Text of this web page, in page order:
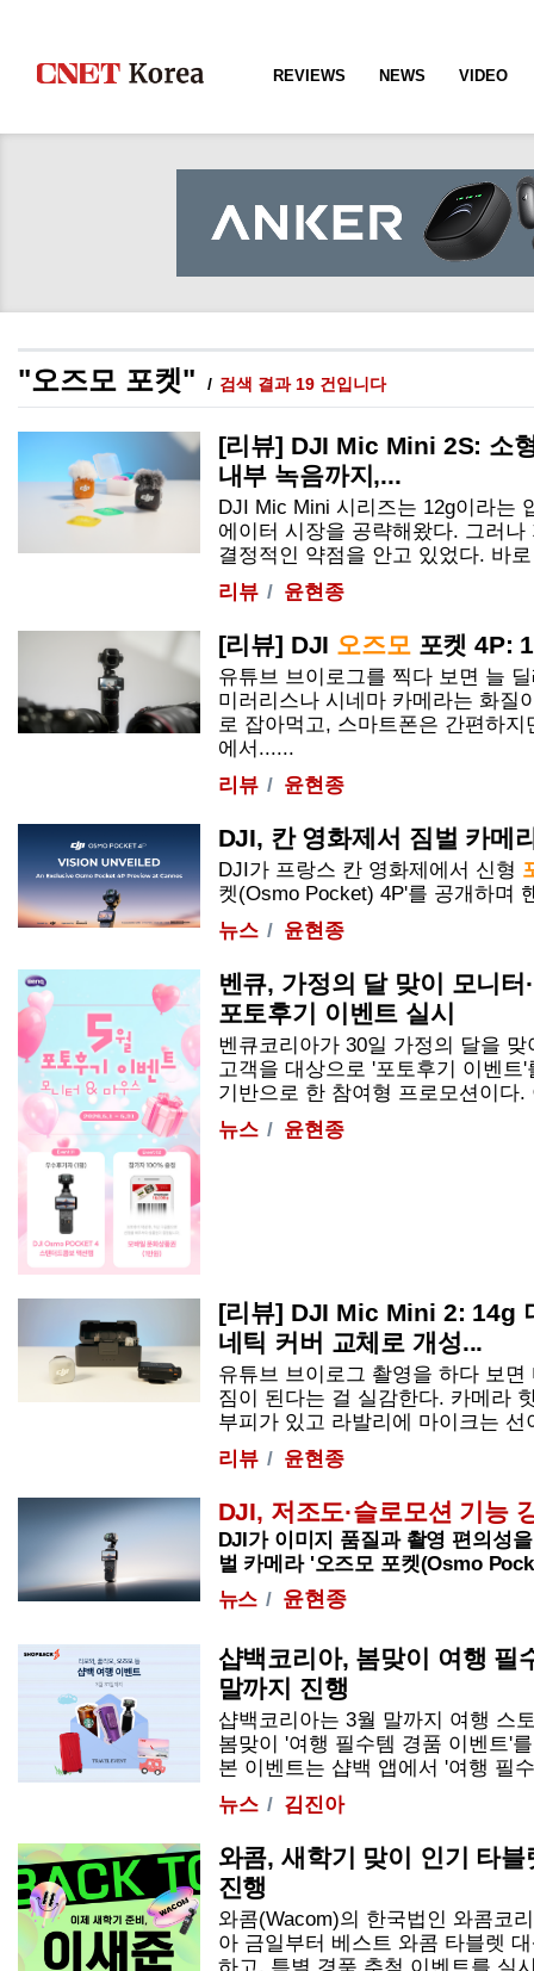
REVIEWS NEWS VIDEO
"오즈모 포켓" 검색 결과 19 건입니다
[리뷰] DJI Mic Mini 2S: 소
내부 녹음까지,...
DJI Mic Mini 시리즈는 12g이라는
에이터 시장을 공략해왔다. 그러
결정적인 약점을 안고 있었다. 바
리뷰
윤현종
[리뷰] DJI 오즈모 포켓 4P:
유튜브 브이로그를 찍다 보면 늘
미러리스나 시네마 카메라는 화질
로 잡아먹고, 스마트폰은 간편하
에서......
리뷰
윤현종
DJI, 칸 영화제서 짐벌 카메
DJI가 프랑스 칸 영화제에서 신형
켓(Osmo Pocket) 4P'를 공개하며
뉴스
윤현종
벤큐, 가정의 달 맞이 모니
포토후기 이벤트 실시
벤큐코리아가 30일 가정의 달을
고객을 대상으로 '포토후기 이벤트
기반으로 한 참여형 프로모션이다
뉴스
윤현종
[리뷰] DJI Mic Mini 2: 14g
네틱 커버 교체로 개성...
유튜브 브이로그 촬영을 하다 보
짐이 된다는 걸 실감한다. 카메라
부피가 있고 라발리에 마이크는
리뷰
윤현종
DJI, 저조도·슬로모션 기능
DJI가 이미지 품질과 촬영 편의성
벌 카메라 '오즈모 포켓(Osmo
뉴스
윤현종
샵백코리아, 봄맞이 여행 필
말까지 진행
샵백코리아는 3월 말까지 여행 스
봄맞이 '여행 필수템 경품 이벤트'
본 이벤트는 샵백 앱에서 '여행 필
뉴스
김진아
와콤, 새학기 맞이 인기 타블
진행
와콤(Wacom)의 한국법인 와콤코
아 금일부터 베스트 와콤 타블렛